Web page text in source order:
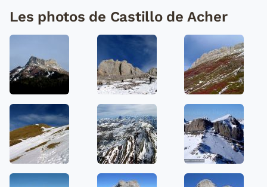
Les photos de Castillo de Acher